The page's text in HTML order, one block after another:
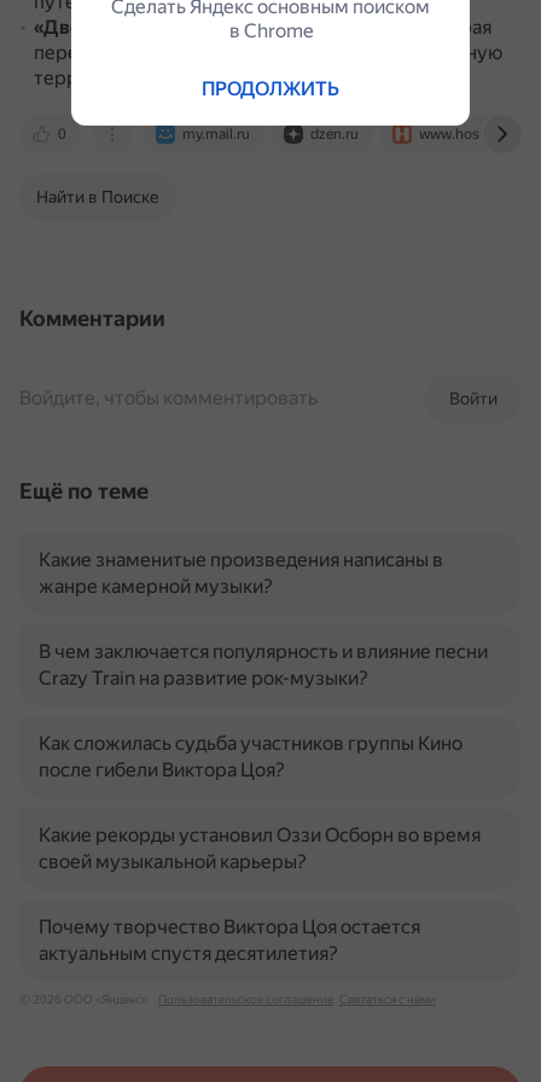
«Двое из нас»
— песня группы The Beatles, которая
передаёт ощущение путешествия на неизведанную
территорию с кем-то особенным.
0 my.mail.ru dzen.ru
Найти в Поиске
Комментарии
Войти
Войдите, чтобы комментировать
Ещё по теме
Какие знаменитые произведения написаны в
жанре камерной музыки?
В чем заключается популярность и влияние песни
Crazy Train на развитие рок-музыки?
Как сложилась судьба участников группы Кино
после гибели Виктора Цоя?
Какие рекорды установил Оззи Осборн во время
своей музыкальной карьеры?
Почему творчество Виктора Цоя остается
актуальным спустя десятилетия?
© 2026 ООО «Яндекс» Пользовательское соглашение Связаться с нами
Сделать Яндекс основным поиском
в Сhrome
ПРОДОЛЖИТЬ